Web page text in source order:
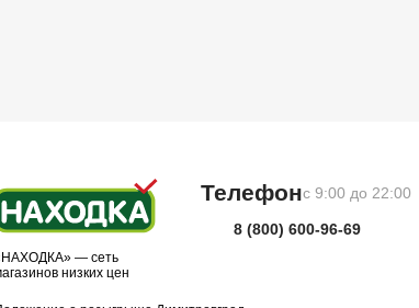
8 (800) 600-96-69
— сеть
низких цен
Телефонс 9:00 до 22:00